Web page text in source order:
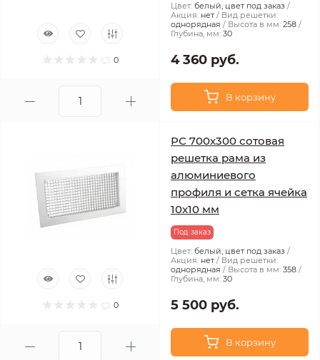
0
Цвет: белый, цвет под заказ
Акция: нет
Вид решетки:
однорядная
Высота в мм: 258
Глубина, мм: 30
4 360 руб.
В корзину
0
РС 700х300 сотовая
решетка рама из
алюминиевого
профиля и сетка ячейка
10x10 мм
Под заказ
Цвет: белый, цвет под заказ
Акция: нет
Вид решетки:
однорядная
Высота в мм: 358
Глубина, мм: 30
5 500 руб.
В корзину